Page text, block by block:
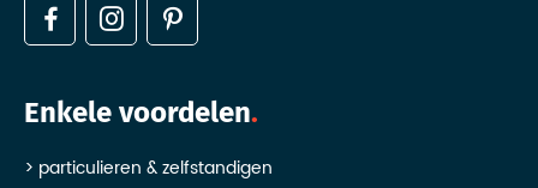
Enkele voordelen
particulieren & zelfstandigen